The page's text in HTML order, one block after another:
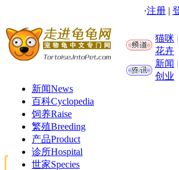
·注册 |
猫咪 |
花卉
新闻 |
创业
新闻News
百科Cyclopedia
饲养Raise
繁殖Breeding
产品Product
诊所Hospital
世家Species